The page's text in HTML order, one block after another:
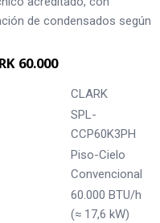
de condensados según
60.000
CLARK
SPL-
CCP60K3PH
Piso-Cielo
Convencional
60.000 BTU/h
(≈ 17,6 kW)